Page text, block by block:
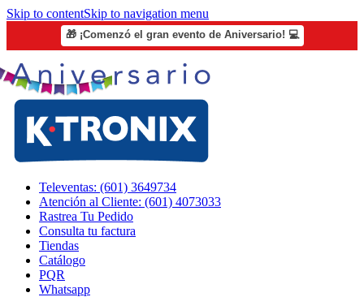
Skip to contentSkip to navigation menu
🎁 ¡Comenzó el gran evento de Aniversario! 💻
Televentas: (601) 3649734
Atención al Cliente: (601) 4073033
Rastrea Tu Pedido
Consulta tu factura
Tiendas
Catálogo
PQR
Whatsapp